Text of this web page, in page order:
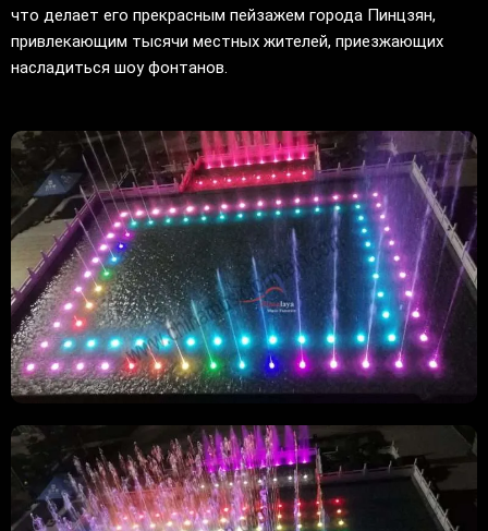
что делает его прекрасным пейзажем города Пинцзян,
привлекающим тысячи местных жителей, приезжающих
насладиться шоу фонтанов.